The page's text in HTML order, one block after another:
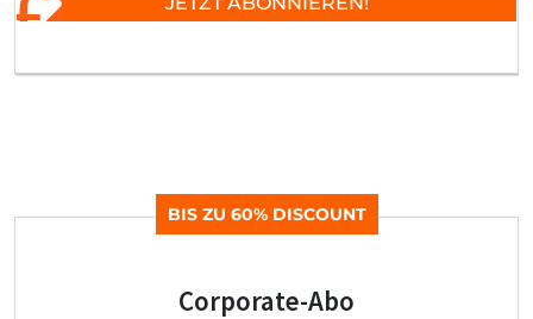
BIS ZU 60% DISCOUNT
Corporate-Abo